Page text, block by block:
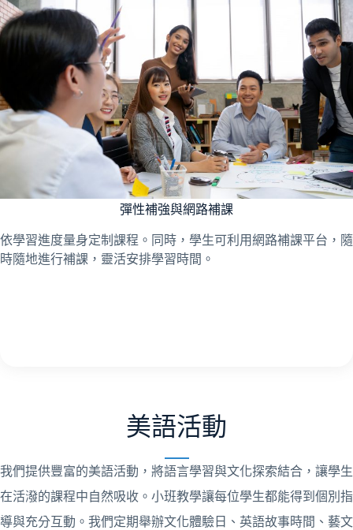
彈性補強與網路補課
依學習進度量身定制課程。同時，學生可利用網路補課平台，隨
時隨地進行補課，靈活安排學習時間。
美語活動
我們提供豐富的美語活動，將語言學習與文化探索結合，讓學生
在活潑的課程中自然吸收。小班教學讓每位學生都能得到個別指
導與充分互動。我們定期舉辦文化體驗日、英語故事時間、藝文